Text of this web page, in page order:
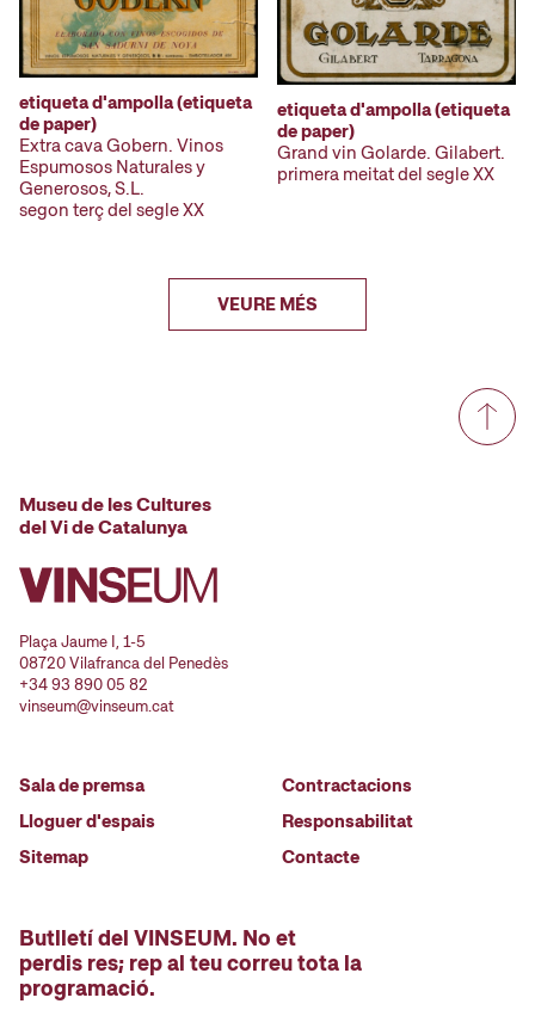
etiqueta d'ampolla (etiqueta
de paper)
Extra cava Gobern. Vinos
Espumosos Naturales y
Generosos, S.L.
segon terç del segle XX
etiqueta d'ampolla (etiqueta
de paper)
Grand vin Golarde. Gilabert.
primera meitat del segle XX
VEURE MÉS
Museu de les Cultures
del Vi de Catalunya
Plaça Jaume I, 1-5
08720 Vilafranca del Penedès
+34 93 890 05 82
vinseum@vinseum.cat
Sala de premsa
Lloguer d'espais
Sitemap
Contractacions
Responsabilitat
Contacte
Butlletí del VINSEUM. No et
perdis res; rep al teu correu tota la
programació.